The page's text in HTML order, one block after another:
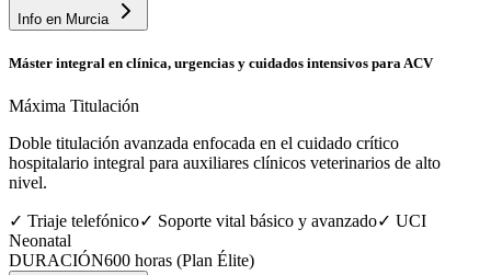
Info en Murcia
Máster integral en clínica, urgencias y cuidados intensivos para ACV
Máxima Titulación
Doble titulación avanzada enfocada en el cuidado crítico
hospitalario integral para auxiliares clínicos veterinarios de alto
nivel.
✓ Triaje telefónico✓ Soporte vital básico y avanzado✓ UCI
Neonatal
DURACIÓN600 horas (Plan Élite)